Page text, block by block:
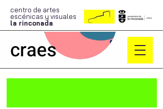
centro de artes
escénicas y visuales
la rinconada
craes